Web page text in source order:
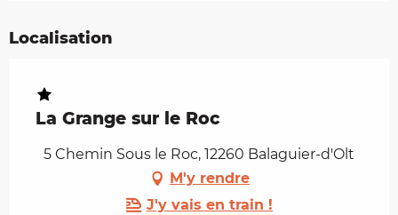
Localisation
La Grange sur le Roc
5 Chemin Sous le Roc, 12260 Balaguier-d'Olt
M'y rendre
J'y vais en train !